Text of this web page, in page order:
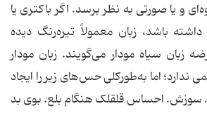
و یا صورتی به نظر برسد. اگر باکتری یا
باشد، زبان معمولاً تیره‌رنگ دیده
زبان سیاه مودار می‌گویند. زبان مودار
اما به‌طورکلی حس‌های زیر را ایجاد
سوزش. احساس قلقلک هنگام بلع. بوی بد